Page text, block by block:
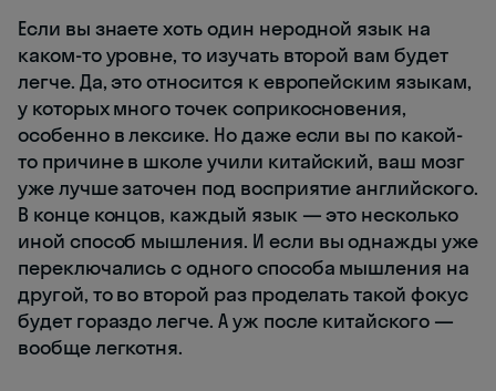
Если вы знаете хоть один неродной язык на
каком-то уровне, то изучать второй вам будет
легче. Да, это относится к европейским языкам,
у которых много точек соприкосновения,
особенно в лексике. Но даже если вы по какой-
то причине в школе учили китайский, ваш мозг
уже лучше заточен под восприятие английского.
В конце концов, каждый язык — это несколько
иной способ мышления. И если вы однажды уже
переключались с одного способа мышления на
другой, то во второй раз проделать такой фокус
будет гораздо легче. А уж после китайского —
вообще легкотня.